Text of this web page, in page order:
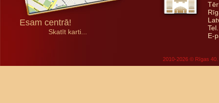
Esam centrā!
Skatīt karti...
E-
2010-2026 © Rīgas